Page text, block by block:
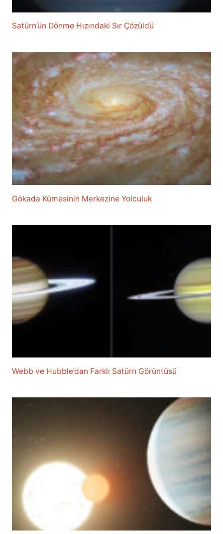
Satürn’ün Dönme Hızındaki Sır Çözüldü
Gökada Kümesinin Merkezine Yolculuk
Webb ve Hubble’dan Farklı Satürn Görüntüsü